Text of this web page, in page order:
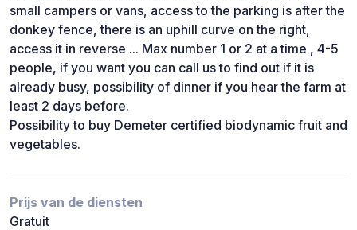
small campers or vans, access to the parking is after the
donkey fence, there is an uphill curve on the right,
access it in reverse ... Max number 1 or 2 at a time , 4-5
people, if you want you can call us to find out if it is
already busy, possibility of dinner if you hear the farm at
least 2 days before.
Possibility to buy Demeter certified biodynamic fruit and
vegetables.
Prijs van de diensten
Gratuit